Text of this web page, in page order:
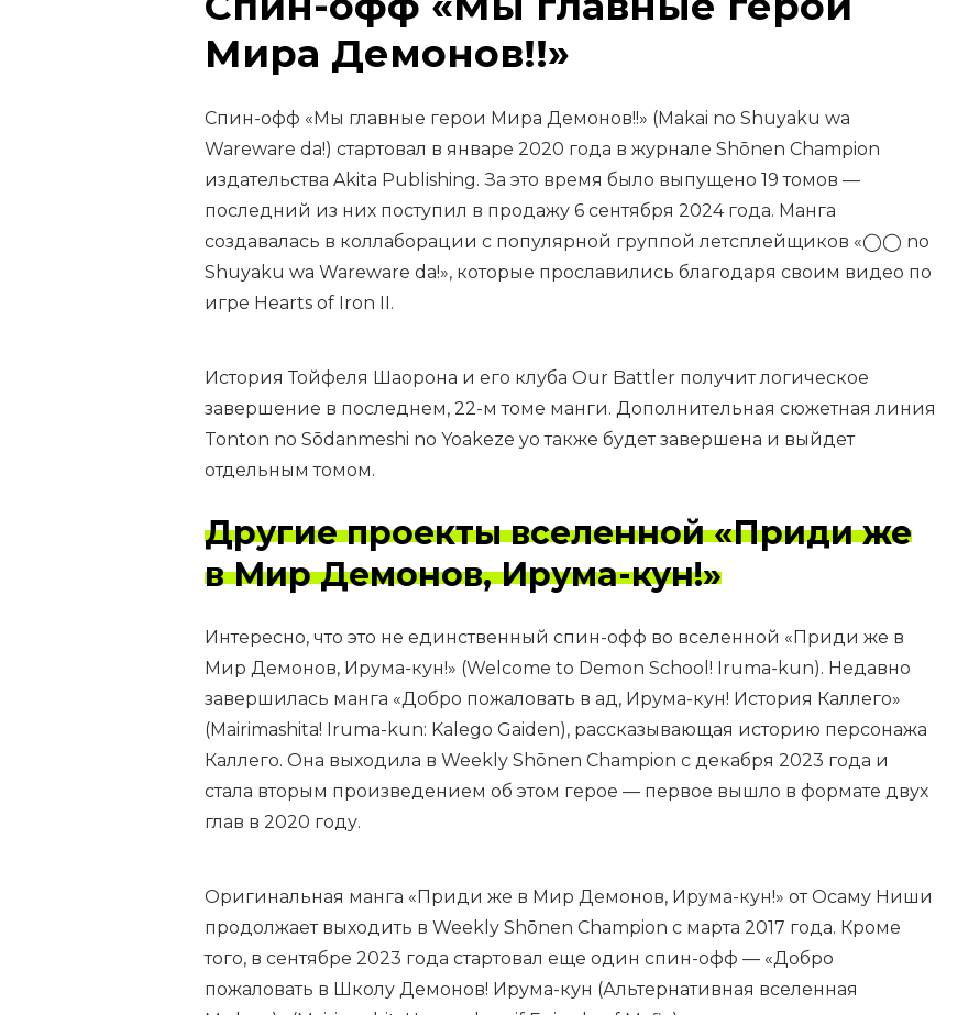
Мира Демонов!!»
Спин-офф «Мы главные герои Мира Демонов!!» (Makai no Shuyaku wa
Wareware da!) стартовал в январе 2020 года в журнале Shōnen Champion
издательства Akita Publishing. За это время было выпущено 19 томов —
последний из них поступил в продажу 6 сентября 2024 года. Манга
создавалась в коллаборации с популярной группой летсплейщиков «◯◯ no
Shuyaku wa Wareware da!», которые прославились благодаря своим видео по
игре Hearts of Iron II.
История Тойфеля Шаорона и его клуба Our Battler получит логическое
завершение в последнем, 22-м томе манги. Дополнительная сюжетная линия
Tonton no Sōdanmeshi no Yoakeze yo также будет завершена и выйдет
отдельным томом.
Другие проекты вселенной «Приди же
в Мир Демонов, Ирума-кун!»
Интересно, что это не единственный спин-офф во вселенной «Приди же в
Мир Демонов, Ирума-кун!» (Welcome to Demon School! Iruma-kun). Недавно
завершилась манга «Добро пожаловать в ад, Ирума-кун! История Каллего»
(Mairimashita! Iruma-kun: Kalego Gaiden), рассказывающая историю персонажа
Каллего. Она выходила в Weekly Shōnen Champion с декабря 2023 года и
стала вторым произведением об этом герое — первое вышло в формате двух
глав в 2020 году.
Оригинальная манга «Приди же в Мир Демонов, Ирума-кун!» от Осаму Ниши
продолжает выходить в Weekly Shōnen Champion с марта 2017 года. Кроме
того, в сентябре 2023 года стартовал еще один спин-офф — «Добро
пожаловать в Школу Демонов! Ирума-кун (Альтернативная вселенная